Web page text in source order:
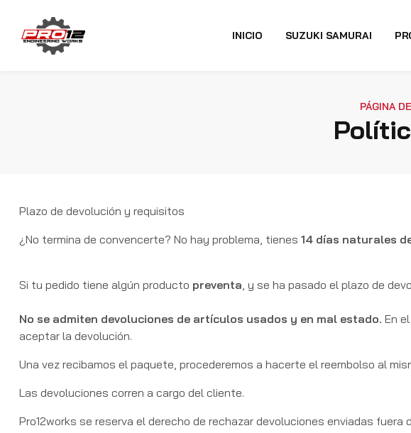
INICIO SUZUKI SAMURAI
PÁGINA
Plazo de devolución y requisitos
¿No termina de convencerte? No hay problema, tienes 14 días naturales
Si tu pedido tiene algún producto preventa, y se ha pasado el plazo de
No se admiten devoluciones de artículos usados y en mal estado. En
aceptar la devolución.
Una vez recibamos el paquete, procederemos a hacerte el reembolso al
Las devoluciones corren a cargo del cliente.
Pro12works se reserva el derecho de rechazar devoluciones enviadas